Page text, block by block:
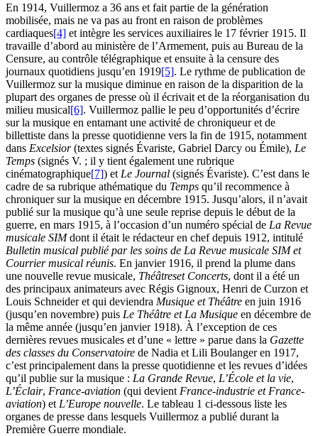
En 1914, Vuillermoz a 36 ans et fait partie de la génération
mobilisée, mais ne va pas au front en raison de problèmes
cardiaques[4] et intègre les services auxiliaires le 17 février 1915. Il
travaille d’abord au ministère de l’Armement, puis au Bureau de la
Censure, au contrôle télégraphique et ensuite à la censure des
journaux quotidiens jusqu’en 1919[5]. Le rythme de publication de
Vuillermoz sur la musique diminue en raison de la disparition de la
plupart des organes de presse où il écrivait et de la réorganisation du
milieu musical[6]. Vuillermoz pallie le peu d’opportunités d’écrire
sur la musique en entamant une activité de chroniqueur et de
billettiste dans la presse quotidienne vers la fin de 1915, notamment
dans Excelsior(textes signés Évariste, Gabriel Darcy ou Émile), Le
Temps (signés V. ; il y tient également une rubrique
cinématographique[7]) et Le Journal (signés Évariste). C’est dans le
cadre de sa rubrique athématique du Temps qu’il recommence à
chroniquer sur la musique en décembre 1915. Jusqu’alors, il n’avait
publié sur la musique qu’à une seule reprise depuis le début de la
guerre, en mars 1915, à l’occasion d’un numéro spécial de La Revue
musicale SIMdont il était le rédacteur en chef depuis 1912, intitulé
Bulletin musical publié par les soins de La Revue musicale SIM et
Courrier musical réunis. En janvier 1916, il prend la plume dans
une nouvelle revue musicale, Théâtreset Concerts, dont il a été un
des principaux animateurs avec Régis Gignoux, Henri de Curzon et
Louis Schneider et qui deviendra Musique et Théâtre en juin 1916
(jusqu’en novembre) puis Le Théâtre et La Musique en décembre de
la même année (jusqu’en janvier 1918). À l’exception de ces
dernières revues musicales et d’une « lettre » parue dans la Gazette
des classes du Conservatoire de Nadia et Lili Boulanger en 1917,
c’est principalement dans la presse quotidienne et les revues d’idées
qu’il publie sur la musique : La Grande Revue, L’École et la vie,
L’Éclair, France-aviation (qui devient France-industrie et France-
aviation) et L’Europe nouvelle. Le tableau 1 ci-dessous liste les
organes de presse dans lesquels Vuillermoz a publié durant la
Première Guerre mondiale.